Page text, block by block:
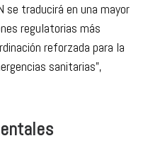
se traducirá en una mayor
regulatorias más
reforzada para la
sanitarias”,